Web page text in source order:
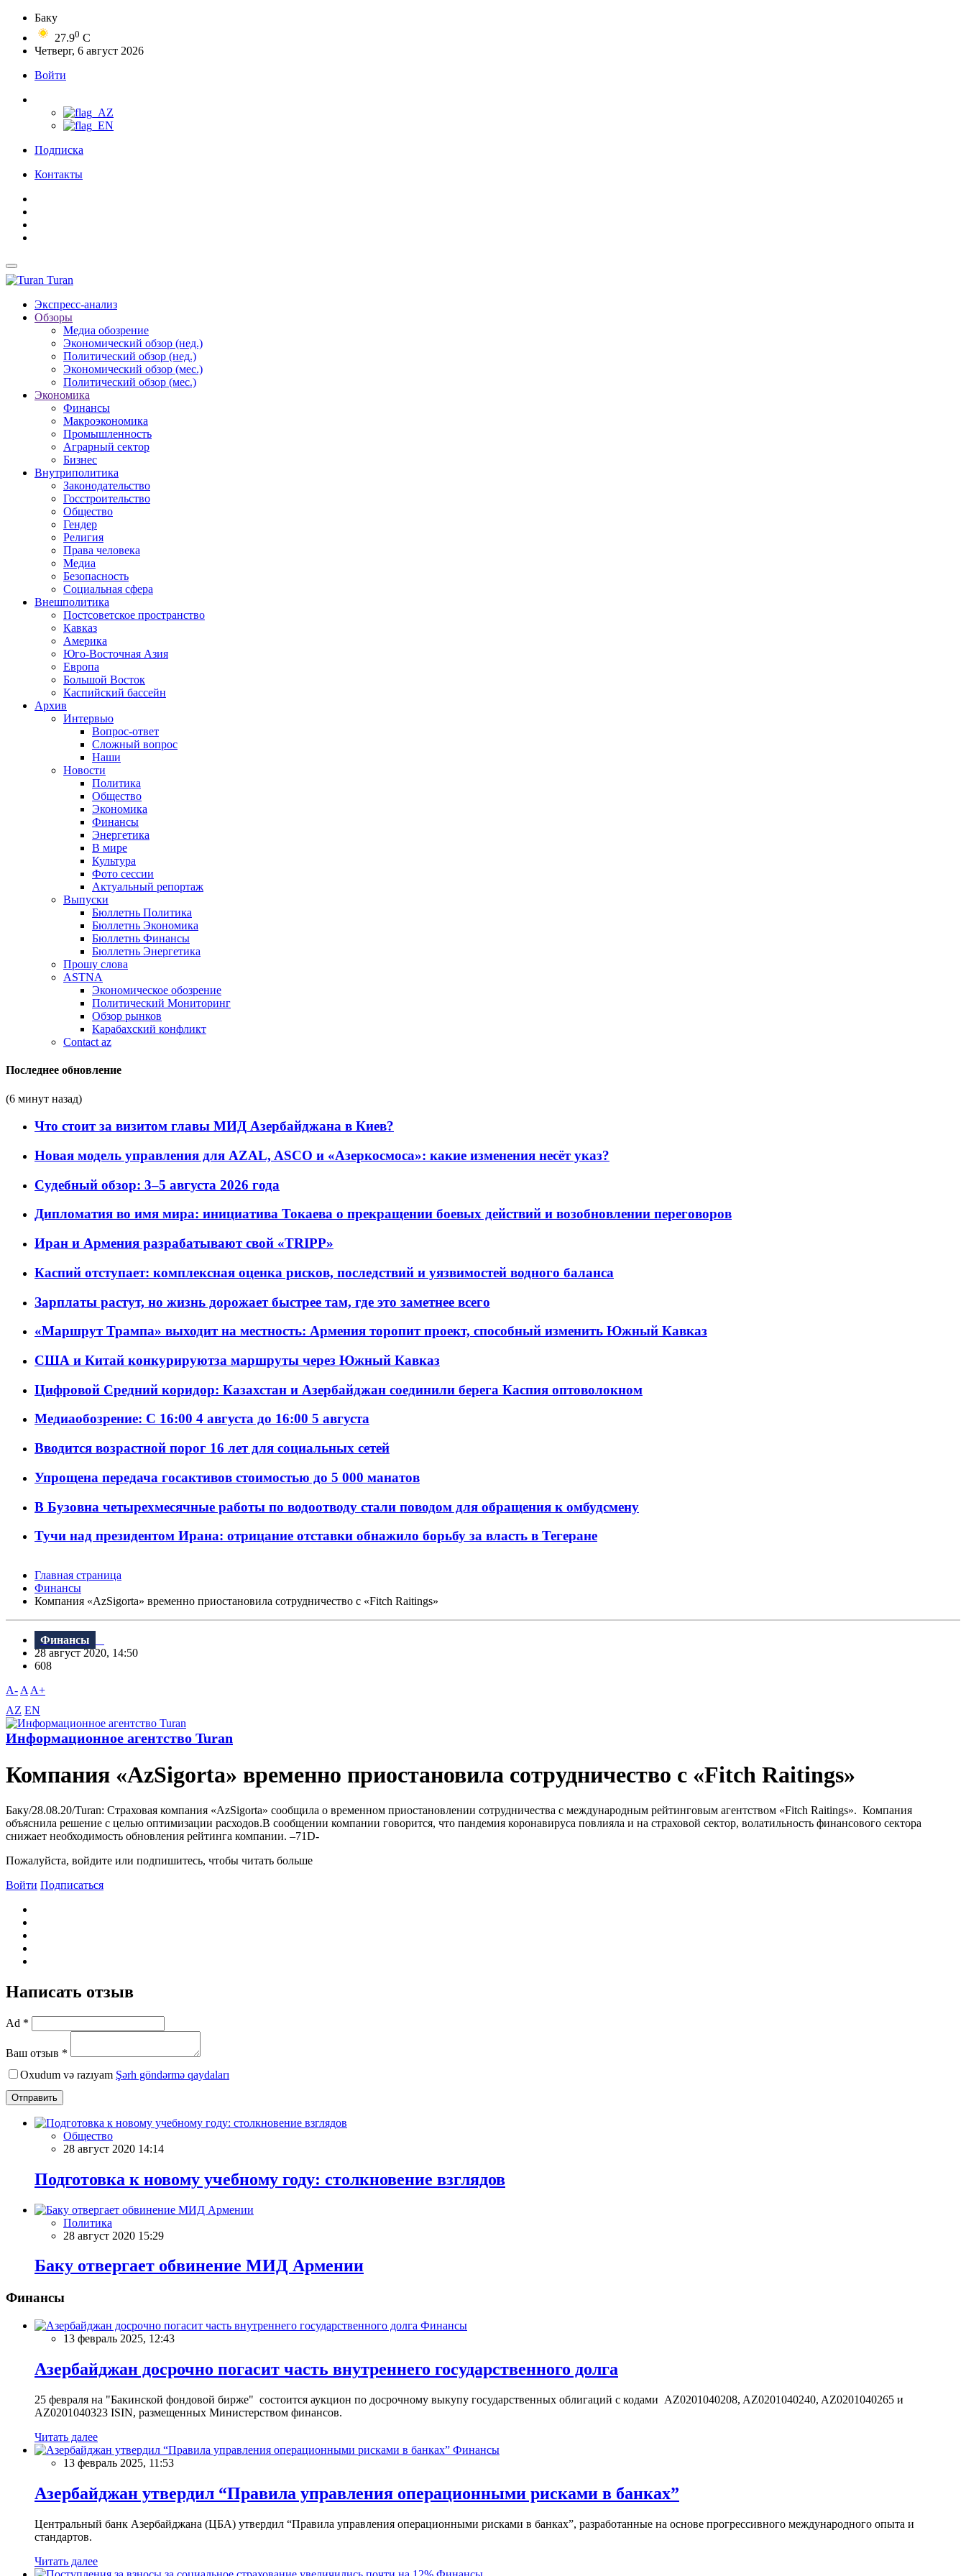
Баку
27.90 C
Четверг, 6 август 2026
Войти
Подписка
Контакты
Turan
Экспресс-анализ
Обзоры
Медиа обозрение
Экономический обзор (нед.)
Политический обзор (нед.)
Экономический обзор (мес.)
Политический обзор (мес.)
Экономика
Финансы
Макроэкономика
Промышленность
Аграрный сектор
Бизнес
Внутриполитика
Законодательство
Госстроительство
Общество
Гендер
Религия
Права человека
Медиа
Безопасность
Социальная сфера
Внешполитика
Постсоветское пространство
Кавказ
Америка
Юго-Восточная Азия
Европа
Большой Восток
Каспийский бассейн
Архив
Интервью
Вопрос-ответ
Сложный вопрос
Наши
Новости
Политика
Общество
Экономика
Финансы
Энергетика
В мире
Культура
Фото сессии
Актуальный репортаж
Выпуски
Бюллетнь Политика
Бюллетнь Экономика
Бюллетнь Финансы
Бюллетнь Энергетика
Прошу слова
ASTNA
Экономическое обозрение
Политический Мониторинг
Обзор рынков
Карабахский конфликт
Contact az
Последнее обновление
(6 минут назад)
Что стоит за визитом главы МИД Азербайджана в Киев?
Новая модель управления для AZAL, ASCO и «Азеркосмоса»: какие изменения несёт указ?
Судебный обзор: 3–5 августа 2026 года
Дипломатия во имя мира: инициатива Токаева о прекращении боевых действий и возобновлении переговоров
Иран и Армения разрабатывают свой «TRIPP»
Каспий отступает: комплексная оценка рисков, последствий и уязвимостей водного баланса
Зарплаты растут, но жизнь дорожает быстрее там, где это заметнее всего
«Маршрут Трампа» выходит на местность: Армения торопит проект, способный изменить Южный Кавказ
США и Китай конкурируютза маршруты через Южный Кавказ
Цифровой Средний коридор: Казахстан и Азербайджан соединили берега Каспия оптоволокном
Медиаобозрение: С 16:00 4 августа до 16:00 5 августа
Вводится возрастной порог 16 лет для социальных сетей
Упрощена передача госактивов стоимостью до 5 000 манатов
В Бузовна четырехмесячные работы по водоотводу стали поводом для обращения к омбудсмену
Тучи над президентом Ирана: отрицание отставки обнажило борьбу за власть в Тегеране
Главная страница
Финансы
Компания «AzSigorta» временно приостановила сотрудничество с «Fitch Raitings»
Финансы
28 август 2020, 14:50
608
A- A A+
AZ EN
Информационное агентство Turan
Компания «AzSigorta» временно приостановила сотрудничество с «Fitch Raitings»
Баку/28.08.20/Turan: Страховая компания «AzSigorta» сообщила о временном приостановлении сотрудничества с международным рейтинговым агентством «Fitch Raitings». Компания
объяснила решение с целью оптимизации расходов.В сообщении компании говорится, что пандемия коронавируса повлияла и на страховой сектор, волатильность финансового сектора
снижает необходимость обновления рейтинга компании. –71D-
Пожалуйста, войдите или подпишитесь, чтобы читать больше
Войти Подписаться
Написать отзыв
Ad *
Ваш отзыв *
Oxudum və razıyam Şərh göndərmə qaydaları
Отправить
Общество
28 август 2020 14:14
Подготовка к новому учебному году: столкновение взглядов
Политика
28 август 2020 15:29
Баку отвергает обвинение МИД Армении
Финансы
Финансы
13 февраль 2025, 12:43
Азербайджан досрочно погасит часть внутреннего государственного долга
25 февраля на "Бакинской фондовой бирже" состоится аукцион по досрочному выкупу государственных облигаций с кодами AZ0201040208, AZ0201040240, AZ0201040265 и
AZ0201040323 ISIN, размещенных Министерством финансов.
Читать далее
Финансы
13 февраль 2025, 11:53
Азербайджан утвердил “Правила управления операционными рисками в банках”
Центральный банк Азербайджана (ЦБА) утвердил “Правила управления операционными рисками в банках”, разработанные на основе прогрессивного международного опыта и
стандартов.
Читать далее